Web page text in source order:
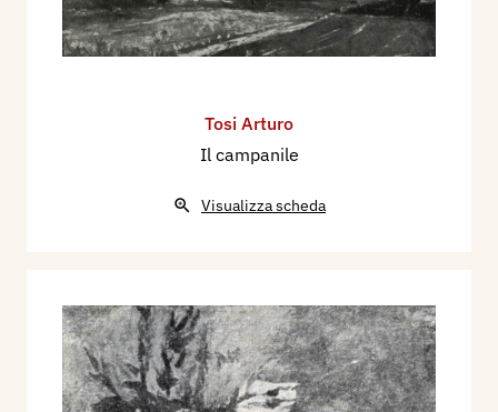
Tosi Arturo
Il campanile
Visualizza scheda